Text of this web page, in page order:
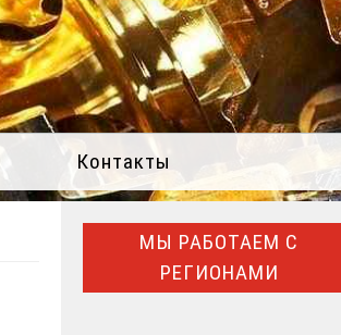
Контакты
МЫ РАБОТАЕМ С
РЕГИОНАМИ